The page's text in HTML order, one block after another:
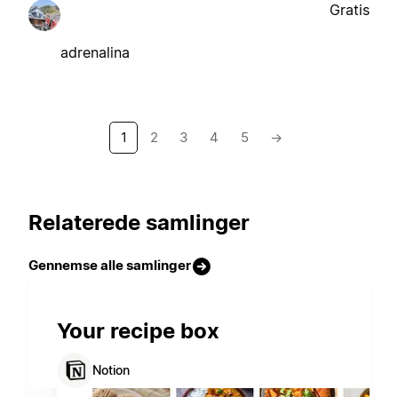
adrenalina
Gratis
1 2 3 4 5 →
Relaterede samlinger
Gennemse alle samlinger
Your recipe box
Notion